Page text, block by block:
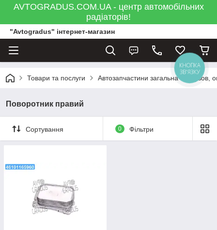
AVTOGRADUS.COM.UA - центр автомобільних
радіаторів!
"Avtogradus" інтернет-магазин
Товари та послуги Автозапчастини загальна Кузов,
Поворотник правий
Сортування 0 Фільтри
КНОПКА
ЗВ'ЯЗКУ